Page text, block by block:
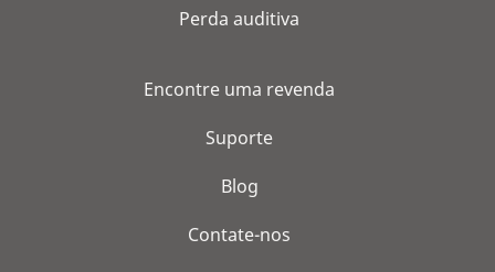
Perda auditiva
Encontre uma revenda
Suporte
Blog
Contate-nos